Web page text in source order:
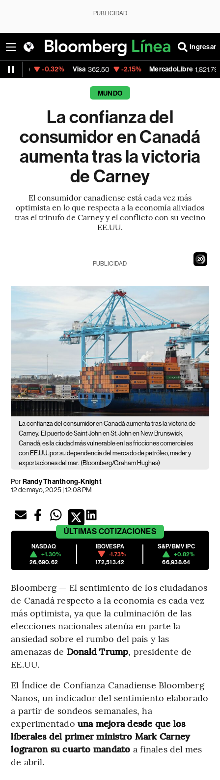
PUBLICIDAD
Ingresar
Visa 362.50 -2.15% MercadoLibre 1,821.795 -0.14%
MUNDO
La confianza del
consumidor en Canadá
aumenta tras la victoria
de Carney
El consumidor canadiense está cada vez más
optimista en lo que respecta a la economía aliviados
tras el trinufo de Carney y el conflicto con su vecino
EE.UU.
19
PUBLICIDAD
La confianza del consumidor en Canadá aumenta tras la victoria de
Carney. El puerto de Saint John en St. John en New Brunswick,
Canadá, es la ciudad más vulnerable en las fricciones comerciales
con EE.UU. por su dependencia del mercado de petróleo, mader y
exportaciones del mar. (Bloomberg/Graham Hughes)
PorRandy Thanthong-Knight
12 de mayo, 2025 | 12:08 PM
ÚLTIMAS COTIZACIONES
NASDAQ
+1.30%
26,690.62
IBOVESPA
-1.73%
172,513.42
S&P/BMV IPC
+0.82%
66,938.64
Bloomberg — El sentimiento de los ciudadanos
de Canadá respecto a la economía es cada vez
más optimista, ya que la culminación de las
elecciones nacionales atenúa en parte la
ansiedad sobre el rumbo del país y las
amenazas de Donald Trump, presidente de
EE.UU.
El Índice de Confianza Canadiense Bloomberg
Nanos, un indicador del sentimiento elaborado
a partir de sondeos semanales, ha
experimentado una mejora desde que los
liberales del primer ministro Mark Carney
lograron su cuarto mandato a finales del mes
de abril.